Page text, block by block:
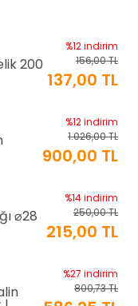
200
%12 indirim
156,00 TL
137,00 TL
%12 indirim
1.026,00 TL
900,00 TL
⌀28
%14 indirim
250,00 TL
215,00 TL
%27 indirim
800,73 TL